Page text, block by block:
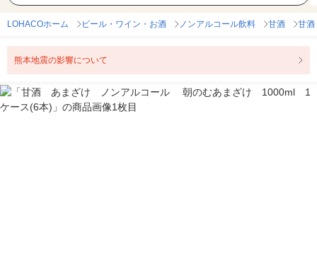
LOHACOホーム ビール・ワイン・お酒 ノンアルコール飲料 甘酒 甘酒
熊本地震の影響について